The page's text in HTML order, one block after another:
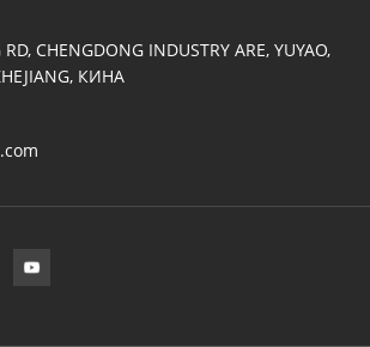
CHENGDONG INDUSTRY ARE, YUYAO,
КИНА